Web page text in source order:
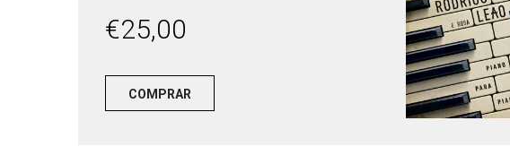
€25,00
COMPRAR